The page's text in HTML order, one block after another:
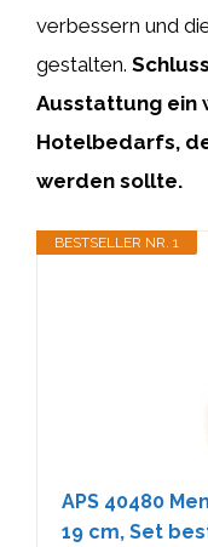
verbessern und
gestalten.
Ausstattung ein
Hotelbedarfs,
werden sollte.
BESTSELLER NR. 1
APS 40480
19 cm, Set